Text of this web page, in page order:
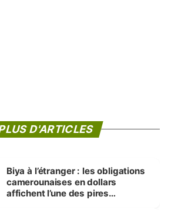
D'ARTICLES
Biya à l’étranger : les obligations
camerounaises en dollars
affichent l’une des pires